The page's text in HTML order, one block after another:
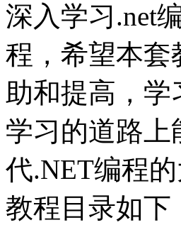
深入学习.net
程，希望本套
助和提高，学
学习的道路
代.NET编程的
教程目录如下